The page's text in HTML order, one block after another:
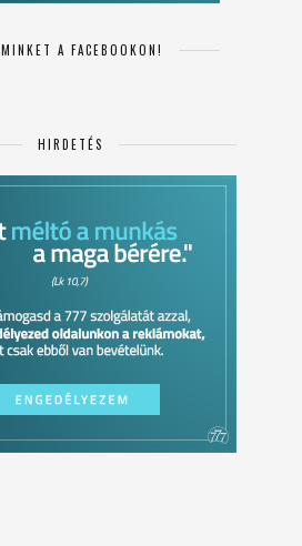
A FACEBOOKON!
HIRDETÉS